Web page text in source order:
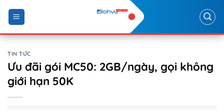
content
TIN TỨC
Ưu đãi gói MC50: 2GB/ngày, gọi không
giới hạn 50K